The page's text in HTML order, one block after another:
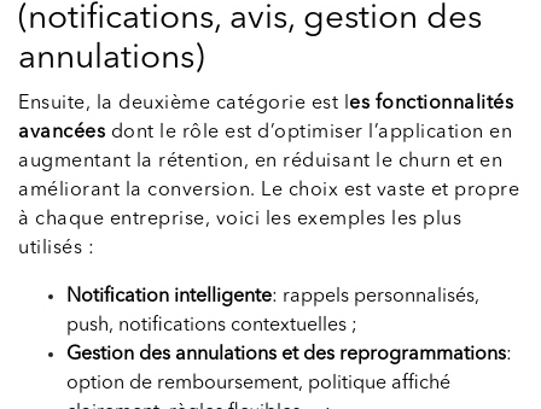
(notifications, avis, gestion des
annulations)
Ensuite, la deuxième catégorie est l es fonctionnalités
avancées dont le rôle est d’optimiser l’application en
augmentant la rétention, en réduisant le churn et en
améliorant la conversion. Le choix est vaste et propre
à chaque entreprise, voici les exemples les plus
utilisés :
Notification intelligente: rappels personnalisés,
push, notifications contextuelles ;
Gestion des annulations et des reprogrammations:
option de remboursement, politique affiché